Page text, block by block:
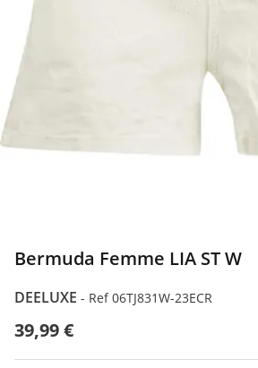
Bermuda Femme LIA ST W
DEELUXE - Ref 06TJ831W-23ECR
39,99 €